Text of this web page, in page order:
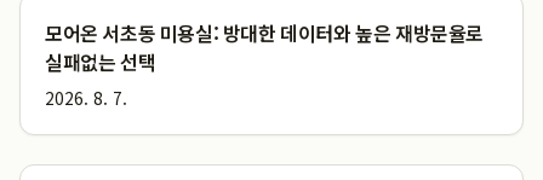
모어온 서초동 미용실: 방대한 데이터와 높은 재방문율로
실패없는 선택
2026. 8. 7.